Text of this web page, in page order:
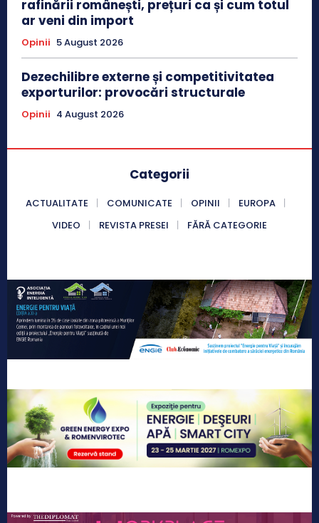
rafinării românești, prețuri ca și cum totul
ar veni din import
Opinii 5 August 2026
Dezechilibre externe și competitivitatea
exporturilor: provocări structurale
Opinii 4 August 2026
Categorii
ACTUALITATE COMUNICATE OPINII
EUROPA
VIDEO
REVISTA PRESEI FĂRĂ CATEGORIE